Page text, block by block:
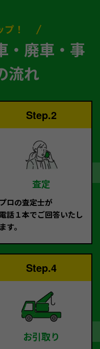
！
・廃車・事
流れ
Step.2
査定
プロの査定士が
電話１本でご回答いたし
ます。
Step.4
お引取り